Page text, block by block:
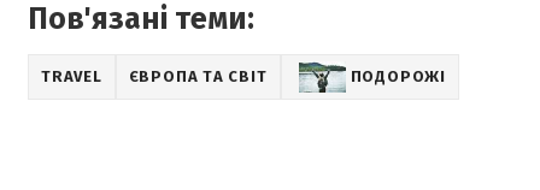
Пов'язані теми:
TRAVEL ЄВРОПА ТА СВІТ ПОДОРОЖІ